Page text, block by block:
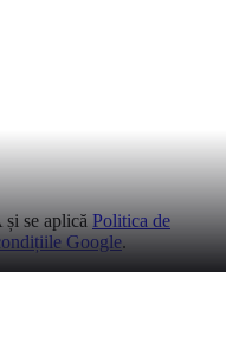
se aplică Politica de
Google.